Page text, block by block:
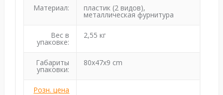
Материал: пластик (2 видов),
металлическая фурнитура
Вес в
упаковке:
2,55 кг
Габариты
упаковки:
80x47x9 cm
Розн. цена